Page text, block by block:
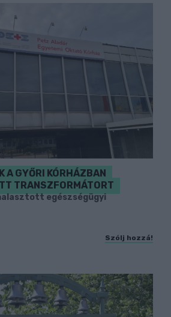
A GYŐRI KÓRHÁZBAN
TRANSZFORMÁTORT
egészségügyi
Szólj hozzá!